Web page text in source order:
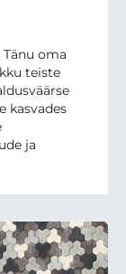
oma
teiste
kasvades
ja